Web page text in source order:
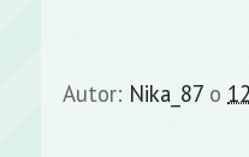
Autor: Nika_87 o